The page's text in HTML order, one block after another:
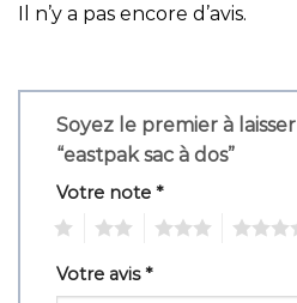
Il n’y a pas encore d’avis.
Soyez le premier à
“eastpak sac à dos”
Votre note *
Votre avis*